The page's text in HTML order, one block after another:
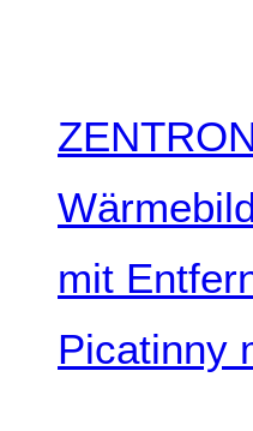
mit
Picatinny